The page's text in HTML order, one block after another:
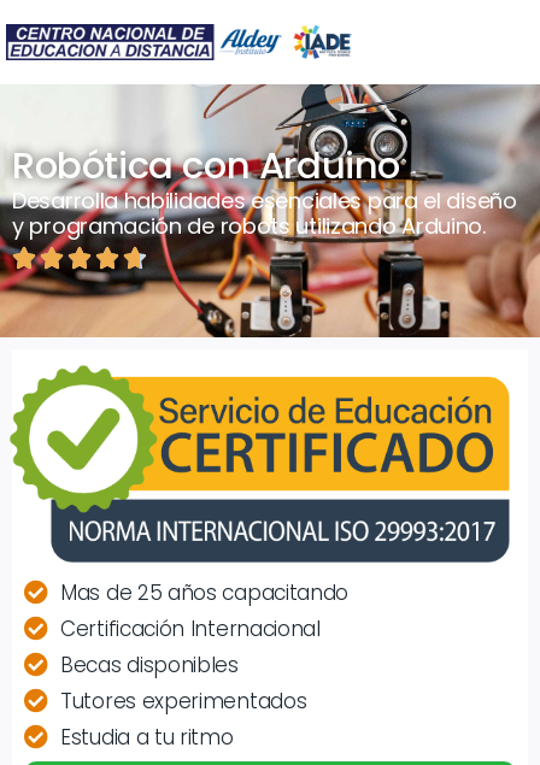
Robótica con Arduino
Desarrolla habilidades esenciales para el diseño
y programación de robots utilizando Arduino.

Mas de 25 años capacitando
Certificación Internacional
Becas disponibles
Tutores experimentados
Estudia a tu ritmo